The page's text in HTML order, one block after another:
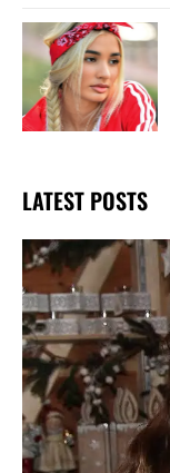
LATEST POSTS